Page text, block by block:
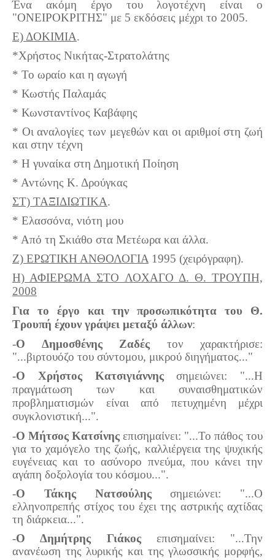
Ένα ακόμη έργο του λογοτέχνη είναι ο
"ΟΝΕΙΡΟΚΡΙΤΗΣ" με 5 εκδόσεις μέχρι το 2005.
Ε) ΔΟΚΙΜΙΑ.
*Χρήστος Νικήτας-Στρατολάτης
* Το ωραίο και η αγωγή
* Κωστής Παλαμάς
* Κωνσταντίνος Καβάφης
* Οι αναλογίες των μεγεθών και οι αριθμοί στη ζωή
και στην τέχνη
* Η γυναίκα στη Δημοτική Ποίηση
* Αντώνης Κ. Δρούγκας
ΣΤ) ΤΑΞΙΔΙΩΤΙΚΑ.
* Ελασσόνα, νιότη μου
* Από τη Σκιάθο στα Μετέωρα και άλλα.
Ζ) ΕΡΩΤΙΚΗ ΑΝΘΟΛΟΓΙΑ 1995 (χειρόγραφη).
Η) ΑΦΙΕΡΩΜΑ ΣΤΟ ΛΟΧΑΓΟ Δ. Θ. ΤΡΟΥΠΗ,
2008
Για το έργο και την προσωπικότητα του Θ.
Τρουπή έχουν γράψει μεταξύ άλλων:
-Ο Δημοσθένης Ζαδές τον χαρακτήρισε:
"...βιρτουόζο του σύντομου, μικρού διηγήματος..."
-Ο Χρήστος Κατσιγιάννηςσημειώνει: "...Η
πραγμάτωση των και συναισθηματικών
προβληματισμών είναι από πετυχημένη μέχρι
συγκλονιστική...".
-Ο Μήτσος Κατσίνης επισημαίνει: "...Το πάθος του
για το χαμόγελο της ζωής, καλλιέργεια της ψυχικής
ευγένειας και το ασύνορο πνεύμα, που κάνει την
αγάπη δοξολογία του κόσμου...".
-Ο Τάκης Νατσούληςσημειώνει: "...Ο
ελληνοπρεπής στίχος του έχει της αστρικής αχτίδας
τη διάρκεια...".
-Ο Δημήτρης Γιάκοςεπισημαίνει: "...Την
ανανέωση της λυρικής και της γλωσσικής μορφής,